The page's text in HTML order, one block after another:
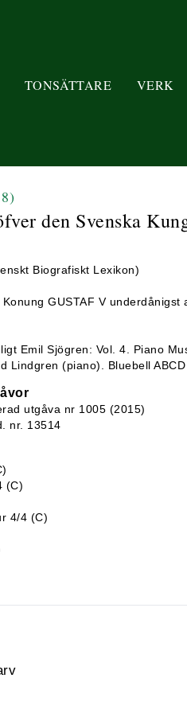
TONSÄTTARE VERK
den Svenska
Biografiskt Lexikon)
GUSTAF V underdånigst
Emil Sjögren: Vol. 4. Piano
Lindgren (piano). Bluebell
utgåva nr 1005 (2015)
nr. 13514
(C)
4/4 (C)